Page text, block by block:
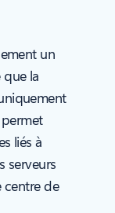
un
la
liés à
serveurs
centre de